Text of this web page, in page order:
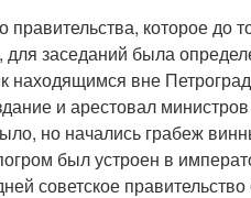
которое до
заседаний была
находящимся вне
и арестовал
но начались грабеж
был устроен в
советское